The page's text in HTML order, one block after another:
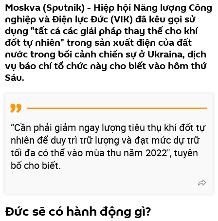
Moskva (Sputnik) - Hiệp hội Năng lượng Công
nghiệp và Điện lực Đức (VIK) đã kêu gọi sử
dụng "tất cả các giải pháp thay thế cho khí
đốt tự nhiên" trong sản xuất điện của đất
nước trong bối cảnh chiến sự ở Ukraina, dịch
vụ báo chí tổ chức này cho biết vào hôm thứ
Sáu.
“Cần phải giảm ngay lượng tiêu thụ khí đốt tự
nhiên để duy trì trữ lượng và đạt mức dự trữ
tối đa có thể vào mùa thu năm 2022", tuyên
bố cho biết.
Đức sẽ có hành động gì?